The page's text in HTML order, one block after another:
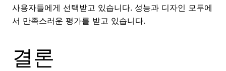
사용자들에게 선택받고 있습니다. 성능과 디자인 모두에
서 만족스러운 평가를 받고 있습니다.
결론